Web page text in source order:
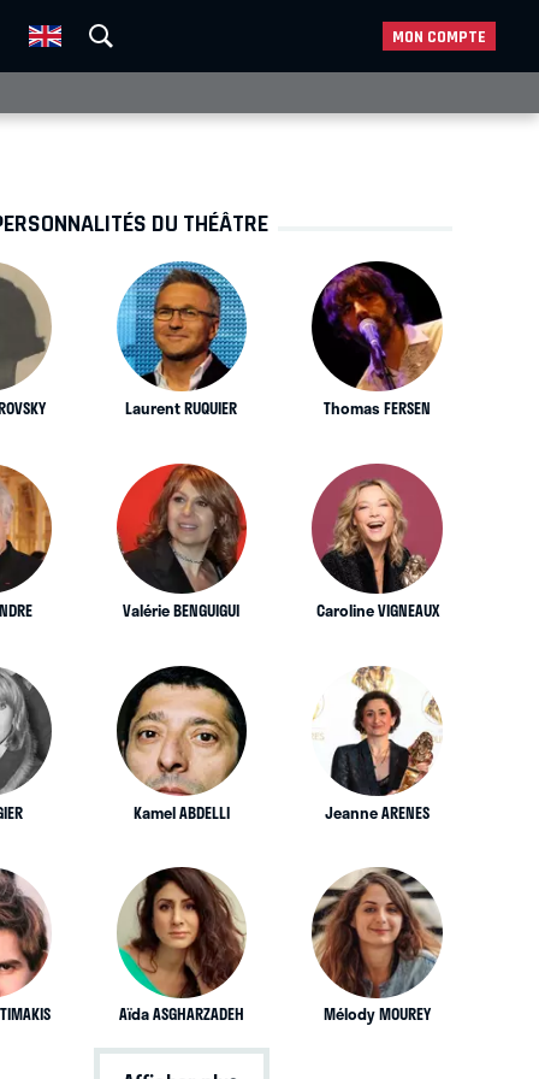
MON COMPTE
DU THÉÂTRE
Laurent RUQUIER Thomas FERSEN
Valérie BENGUIGUI Caroline VIGNEAUX
Kamel ABDELLI Jeanne ARENES
Aïda ASGHARZADEH Mélody MOUREY